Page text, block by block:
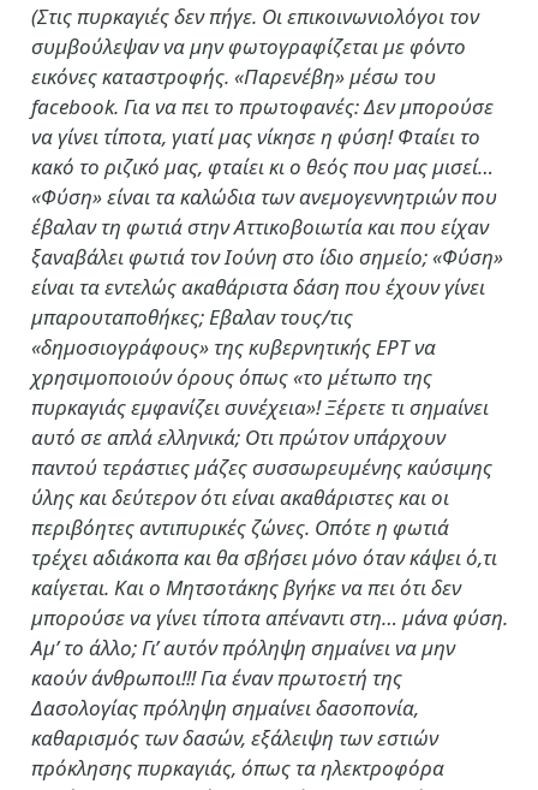
(Στις πυρκαγιές δεν πήγε. Οι επικοινωνιολόγοι τον
συμβούλεψαν να μην φωτογραφίζεται με φόντο
εικόνες καταστροφής. «Παρενέβη» μέσω του
facebook. Για να πει το πρωτοφανές: Δεν μπορούσε
να γίνει τίποτα, γιατί μας νίκησε η φύση! Φταίει το
κακό το ριζικό μας, φταίει κι ο θεός που μας μισεί…
«Φύση» είναι τα καλώδια των ανεμογεννητριών που
έβαλαν τη φωτιά στην Αττικοβοιωτία και που είχαν
ξαναβάλει φωτιά τον Ιούνη στο ίδιο σημείο; «Φύση»
είναι τα εντελώς ακαθάριστα δάση που έχουν γίνει
μπαρουταποθήκες; Εβαλαν τους/τις
«δημοσιογράφους» της κυβερνητικής ΕΡΤ να
χρησιμοποιούν όρους όπως «το μέτωπο της
πυρκαγιάς εμφανίζει συνέχεια»! Ξέρετε τι σημαίνει
αυτό σε απλά ελληνικά; Οτι πρώτον υπάρχουν
παντού τεράστιες μάζες συσσωρευμένης καύσιμης
ύλης και δεύτερον ότι είναι ακαθάριστες και οι
περιβόητες αντιπυρικές ζώνες. Οπότε η φωτιά
τρέχει αδιάκοπα και θα σβήσει μόνο όταν κάψει ό,τι
καίγεται. Και ο Μητσοτάκης βγήκε να πει ότι δεν
μπορούσε να γίνει τίποτα απέναντι στη… μάνα φύση.
Αμ’ το άλλο; Γι’ αυτόν πρόληψη σημαίνει να μην
καούν άνθρωποι!!! Για έναν πρωτοετή της
Δασολογίας πρόληψη σημαίνει δασοπονία,
καθαρισμός των δασών, εξάλειψη των εστιών
πρόκλησης πυρκαγιάς, όπως τα ηλεκτροφόρα